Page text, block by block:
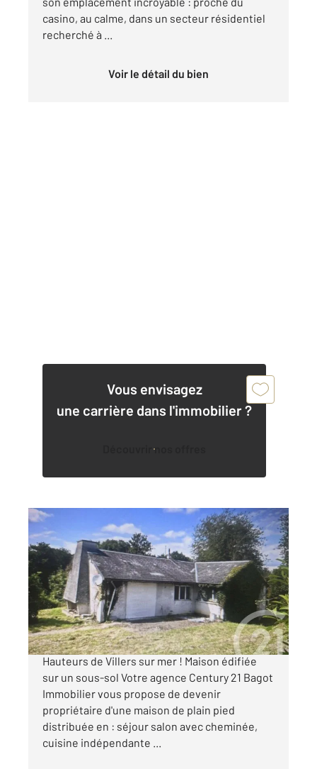
casino, au calme, dans un secteur résidentiel
recherché à ...
Voir le détail du bien
Vous envisagez
une carrière dans l'immobilier ?
Découvrir nos offres
VILLERS SUR MER 14
121,84 m2, 6 pièces
Ref : 14397
Maison à vendre
349 800 €
SECTEUR CALME RECHERCHE ! Sur les
Hauteurs de Villers sur mer ! Maison édifiée
sur un sous-sol Votre agence Century 21 Bagot
Immobilier vous propose de devenir
propriétaire d'une maison de plain pied
distribuée en : séjour salon avec cheminée,
cuisine indépendante ...